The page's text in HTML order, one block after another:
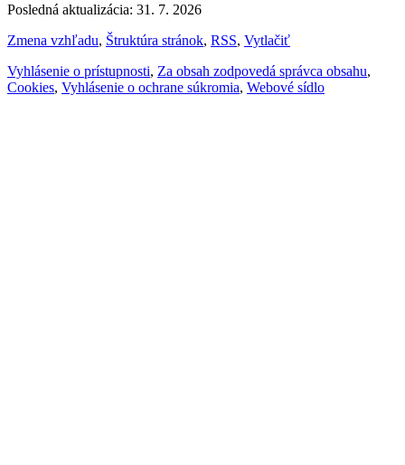
Posledná aktualizácia: 31. 7. 2026
Zmena vzhľadu, Štruktúra stránok, RSS, Vytlačiť
Vyhlásenie o prístupnosti, Za obsah zodpovedá správca obsahu,
Cookies, Vyhlásenie o ochrane súkromia, Webové sídlo